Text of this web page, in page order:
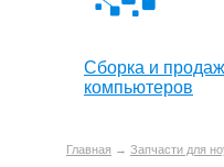
Сборка и
компьютеров
Главная → Запчасти для